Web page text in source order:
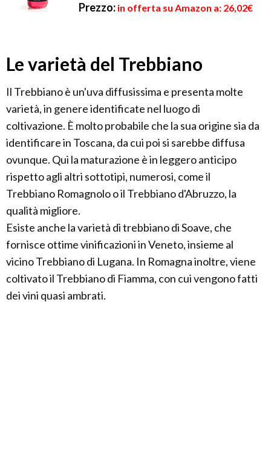
Prezzo: in offerta su Amazon a: 26,02€
Le varietà del Trebbiano
Il Trebbiano è un'uva diffusissima e presenta molte
varietà, in genere identificate nel luogo di
coltivazione. È molto probabile che la sua origine sia da
identificare in Toscana, da cui poi si sarebbe diffusa
ovunque. Qui la maturazione è in leggero anticipo
rispetto agli altri sottotipi, numerosi, come il
Trebbiano Romagnolo o il Trebbiano d'Abruzzo, la
qualità migliore.
Esiste anche la varietà di trebbiano di Soave, che
fornisce ottime vinificazioni in Veneto, insieme al
vicino Trebbiano di Lugana. In Romagna inoltre, viene
coltivato il Trebbiano di Fiamma, con cui vengono fatti
dei vini quasi ambrati.